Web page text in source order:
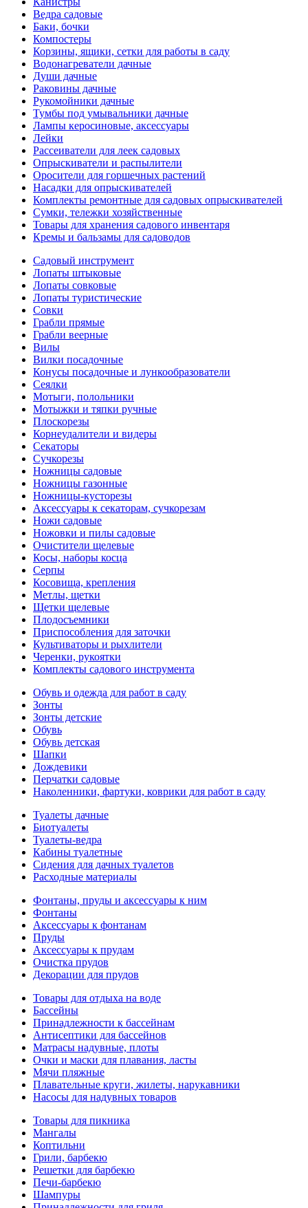
Ведра садовые
Баки, бочки
Компостеры
Корзины, ящики, сетки для работы в саду
Водонагреватели дачные
Души дачные
Раковины дачные
Рукомойники дачные
Тумбы под умывальники дачные
Лампы керосиновые, аксессуары
Лейки
Рассеиватели для леек садовых
Опрыскиватели и распылители
Оросители для горшечных растений
Насадки для опрыскивателей
Комплекты ремонтные для садовых опрыскивателей
Сумки, тележки хозяйственные
Товары для хранения садового инвентаря
Кремы и бальзамы для садоводов
Садовый инструмент
Лопаты штыковые
Лопаты совковые
Лопаты туристические
Совки
Грабли прямые
Грабли веерные
Вилы
Вилки посадочные
Конусы посадочные и лункообразователи
Сеялки
Мотыги, полольники
Мотыжки и тяпки ручные
Плоскорезы
Корнеудалители и видеры
Секаторы
Сучкорезы
Ножницы садовые
Ножницы газонные
Ножницы-кусторезы
Аксессуары к секаторам, сучкорезам
Ножи садовые
Ножовки и пилы садовые
Очистители щелевые
Косы, наборы косца
Серпы
Косовища, крепления
Метлы, щетки
Щетки щелевые
Плодосъемники
Приспособления для заточки
Культиваторы и рыхлители
Черенки, рукоятки
Комплекты садового инструмента
Обувь и одежда для работ в саду
Зонты
Зонты детские
Обувь
Обувь детская
Шапки
Дождевики
Перчатки садовые
Наколенники, фартуки, коврики для работ в саду
Туалеты дачные
Биотуалеты
Туалеты-ведра
Кабины туалетные
Сидения для дачных туалетов
Расходные материалы
Фонтаны, пруды и аксессуары к ним
Фонтаны
Аксессуары к фонтанам
Пруды
Аксессуары к прудам
Очистка прудов
Декорации для прудов
Товары для отдыха на воде
Бассейны
Принадлежности к бассейнам
Антисептики для бассейнов
Матраcы надувные, плоты
Очки и маски для плавания, ласты
Мячи пляжные
Плавательные круги, жилеты, нарукавники
Насосы для надувных товаров
Товары для пикника
Мангалы
Коптильни
Грили, барбекю
Решетки для барбекю
Печи-барбекю
Шампуры